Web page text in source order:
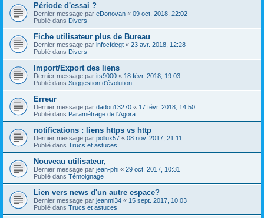
Période d'essai ?
Dernier message par eDonovan « 09 oct. 2018, 22:02
Publié dans Divers
Fiche utilisateur plus de Bureau
Dernier message par infocfdcgt « 23 avr. 2018, 12:28
Publié dans Divers
Import/Export des liens
Dernier message par its9000 « 18 févr. 2018, 19:03
Publié dans Suggestion d'évolution
Erreur
Dernier message par dadou13270 « 17 févr. 2018, 14:50
Publié dans Paramétrage de l'Agora
notifications : liens https vs http
Dernier message par pollux57 « 08 nov. 2017, 21:11
Publié dans Trucs et astuces
Nouveau utilisateur,
Dernier message par jean-phi « 29 oct. 2017, 10:31
Publié dans Témoignage
Lien vers news d'un autre espace?
Dernier message par jeanmi34 « 15 sept. 2017, 10:03
Publié dans Trucs et astuces